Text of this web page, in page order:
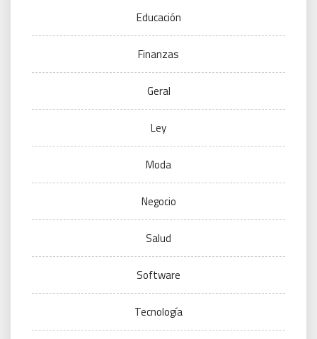
Educación
Finanzas
Geral
Ley
Moda
Negocio
Salud
Software
Tecnología